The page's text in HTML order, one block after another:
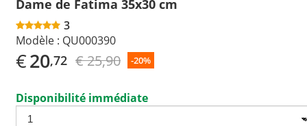
Dame de Fatima 35x30 cm
3
Modèle : QU000390
€20,72 € 25,90 -20%
Disponibilité immédiate